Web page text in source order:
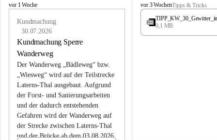
L
vor 1 Woche
Kundmachung
30.07.2026
Kundmachung Sperre
Wanderweg
Der Wanderweg „Bädleweg“ bzw.
„Wiesweg“ wird auf der Teilstrecke
Laterns-Thal ausgebaut. Aufgrund
der Forst- und Sanierungsarbeiten
und der dadurch entstehenden
Gefahren wird der Wanderweg auf
der Strecke zwischen Laterns-Thal
und der Brücke ab dem 03.08.2026
L
a
e
vor 3 WochenTipps & Tricks
0,1 MB